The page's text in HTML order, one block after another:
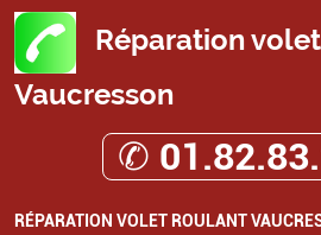
Réparation
Vaucresson
✆
RÉPARATION VOLET ROULANT